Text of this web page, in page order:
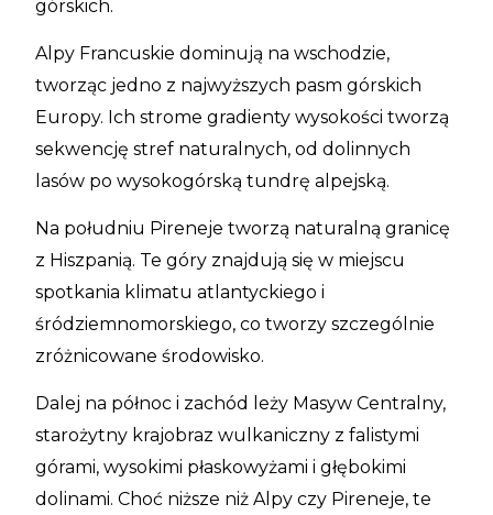
górskich.
Alpy Francuskie dominują na wschodzie,
tworząc jedno z najwyższych pasm górskich
Europy. Ich strome gradienty wysokości tworzą
sekwencję stref naturalnych, od dolinnych
lasów po wysokogórską tundrę alpejską.
Na południu Pireneje tworzą naturalną granicę
z Hiszpanią. Te góry znajdują się w miejscu
spotkania klimatu atlantyckiego i
śródziemnomorskiego, co tworzy szczególnie
zróżnicowane środowisko.
Dalej na północ i zachód leży Masyw Centralny,
starożytny krajobraz wulkaniczny z falistymi
górami, wysokimi płaskowyżami i głębokimi
dolinami. Choć niższe niż Alpy czy Pireneje, te